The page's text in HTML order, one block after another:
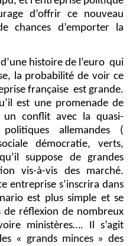
d’offrir ce nouveau
chances d’emporter la
histoire de l’euro qui
la probabilité de voir ce
française est grande.
est une promenade de
un conflit avec la quasi-
allemandes (
démocratie, verts,
suppose de grandes
vis-à-vis des marché.
entreprise s’inscrira dans
est plus simple et se
de réflexion de nombreux
ministères…. Il s’agit
« grands minces » des